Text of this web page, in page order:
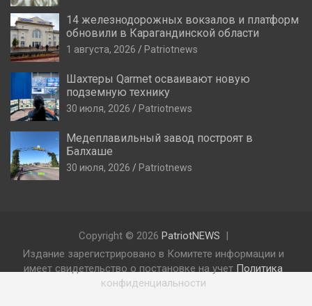
14 железнодорожных вокзалов и платформ
обновили в Карагандинской области
1 августа, 2026 Patriotnews
Шахтеры Qarmet осваивают новую
подземную технику
30 июля, 2026 Patriotnews
Медеплавильный завод построят в
Балхаше
30 июля, 2026 Patriotnews
Copyright © 2026 PatriotNEWS
Издание зарегистрировано в Комитете информации и
имеет свидетельство о постановке на учет Политика
конфиденциальности